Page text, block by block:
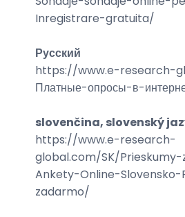
Inregistrare-gratuita/
Русский
https://www.e-research-
Платные-опросы-в-
slovenčina, slovenský
https://www.e-research-
global.com/SK/
Ankety-Online-
zadarmo/